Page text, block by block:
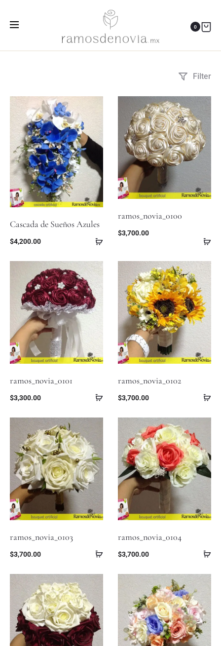
0
ramo eterno
Productos etiquetados “ramo eterno”
Filter
Cascada de Sueños Azules
$4,200.00
ramos_novia_0100
$3,700.00
ramos_novia_0101
$3,300.00
ramos_novia_0102
$3,700.00
ramos_novia_0103
$3,700.00
ramos_novia_0104
$3,700.00